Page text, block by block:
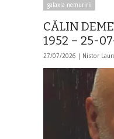
galaxia nemuririi
CĂLIN
1952 – 25-
27/07/2026 | Nistor